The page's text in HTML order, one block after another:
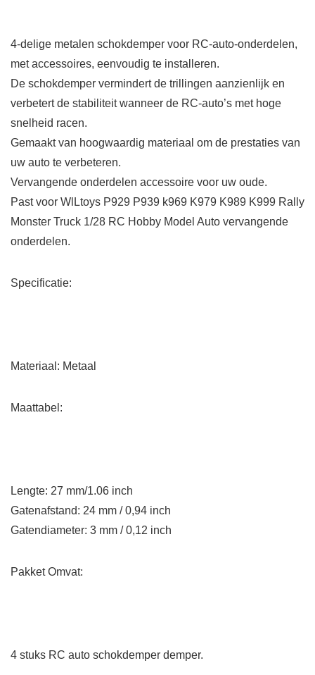
4-delige metalen schokdemper voor RC-auto-onderdelen,
met accessoires, eenvoudig te installeren.
De schokdemper vermindert de trillingen aanzienlijk en
verbetert de stabiliteit wanneer de RC-auto’s met hoge
snelheid racen.
Gemaakt van hoogwaardig materiaal om de prestaties van
uw auto te verbeteren.
Vervangende onderdelen accessoire voor uw oude.
Past voor WlLtoys P929 P939 k969 K979 K989 K999 Rally
Monster Truck 1/28 RC Hobby Model Auto vervangende
onderdelen.
Specificatie:
Materiaal: Metaal
Maattabel:
Lengte: 27 mm/1.06 inch
Gatenafstand: 24 mm / 0,94 inch
Gatendiameter: 3 mm / 0,12 inch
Pakket Omvat:
4 stuks RC auto schokdemper demper.